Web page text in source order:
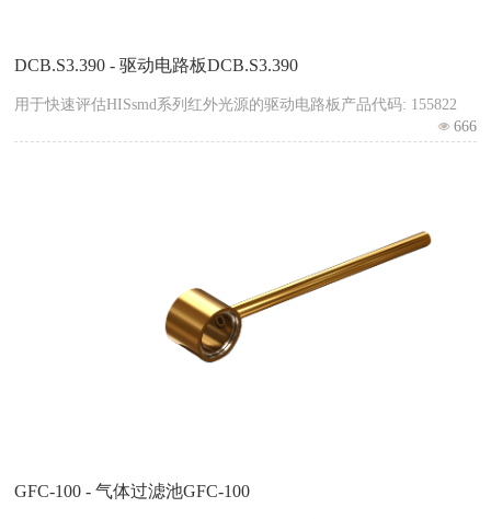
DCB.S3.390 - 驱动电路板DCB.S3.390
用于快速评估HISsmd系列红外光源的驱动电路板产品代码: 155822
666
GFC-100 - 气体过滤池GFC-100